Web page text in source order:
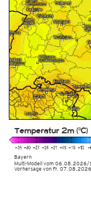
Bayern
Multi-Modellvom 06.08.2026/
Temperatur 2m (°C)
Vorhersage von Fr.